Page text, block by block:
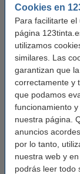
Cookies en
Para facilitarte
página
utilizamos
similares. Las
garantizan que
correctamente y
que podamos
funcionamiento
nuestra página.
anuncios
por lo tanto,
nuestra web y
podrás leer todo
Características
Tipo de impresora:
Etiquetas por rollo::
Núcleo mm:
Medidas:
Marca: